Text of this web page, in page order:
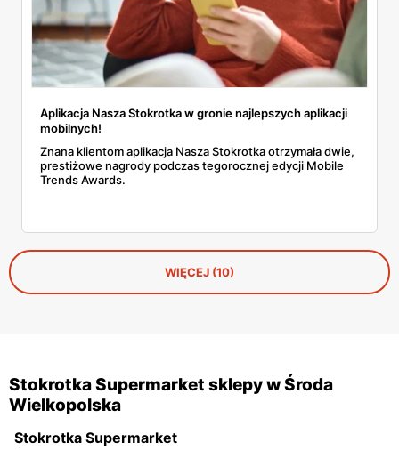
Aplikacja Nasza Stokrotka w gronie najlepszych aplikacji
mobilnych!
Znana klientom aplikacja Nasza Stokrotka otrzymała dwie,
prestiżowe nagrody podczas tegorocznej edycji Mobile
Trends Awards.
WIĘCEJ (10)
Stokrotka Supermarket sklepy w Środa
Wielkopolska
Stokrotka Supermarket